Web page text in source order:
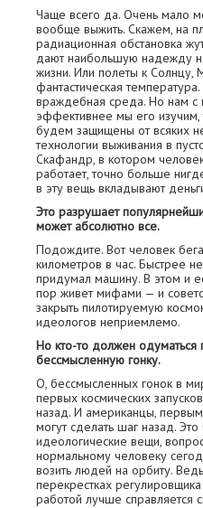
Чаще всего да. Очень мало
вообще выжить. Скажем, на
радиационная обстановка
дают наибольшую надежду
жизни. Или полеты к
фантастическая
враждебная среда. Но нам с
эффективнее мы его
будем защищены от всяких
технологии выживания в
Скафандр, в котором
работает, точно больше
в эту вещь вкладывают
Это разрушает
может абсолютно все.
Подождите. Вот человек
километров в час. Быстрее
придумал машину. В этом и
пор живет мифами — и
закрыть пилотируемую
идеологов неприемлемо.
Но кто-то должен одуматься
бессмысленную гонку.
О, бессмысленных гонок в
первых космических
назад. И американцы,
могут сделать шаг назад. Это
идеологические вещи,
нормальному человеку
возить людей на орбиту.
перекрестках
работой лучше справляется